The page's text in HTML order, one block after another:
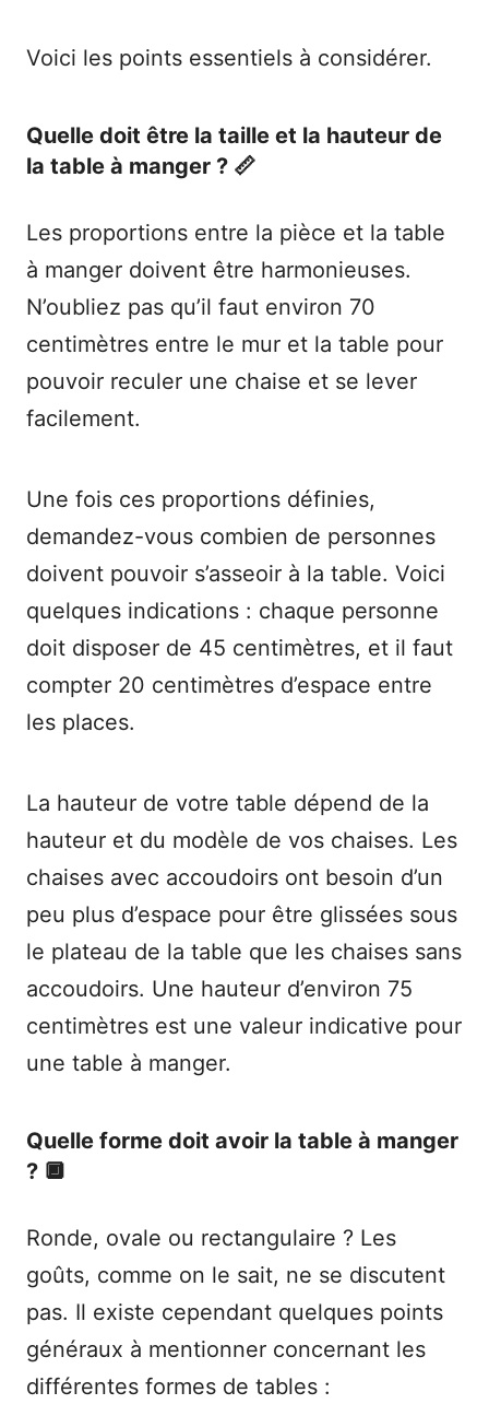
Voici les points essentiels à considérer.
Quelle doit être la taille et la hauteur de
la table à manger ? 📏
Les proportions entre la pièce et la table
à manger doivent être harmonieuses.
N’oubliez pas qu’il faut environ 70
centimètres entre le mur et la table pour
pouvoir reculer une chaise et se lever
facilement.
Une fois ces proportions définies,
demandez-vous combien de personnes
doivent pouvoir s’asseoir à la table. Voici
quelques indications : chaque personne
doit disposer de 45 centimètres, et il faut
compter 20 centimètres d’espace entre
les places.
La hauteur de votre table dépend de la
hauteur et du modèle de vos chaises. Les
chaises avec accoudoirs ont besoin d’un
peu plus d’espace pour être glissées sous
le plateau de la table que les chaises sans
accoudoirs. Une hauteur d’environ 75
centimètres est une valeur indicative pour
une table à manger.
Quelle forme doit avoir la table à manger
? 🔲
Ronde, ovale ou rectangulaire ? Les
goûts, comme on le sait, ne se discutent
pas. Il existe cependant quelques points
généraux à mentionner concernant les
différentes formes de tables :